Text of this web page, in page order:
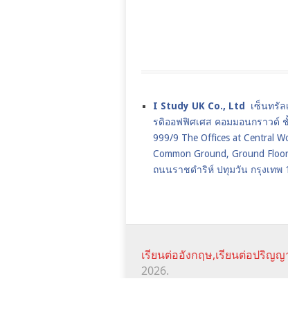
I Study UK Co., Ltd เซ็นทรัล
รดิออฟฟิศเศส คอมมอนกราวด์
999/9 The Offices at Central
Common Ground, Ground Floor
ถนนราชดำริห์ ปทุมวัน กรุงเทพ
เรียนต่ออังกฤษ,เรียนต่อปริญ
2026.